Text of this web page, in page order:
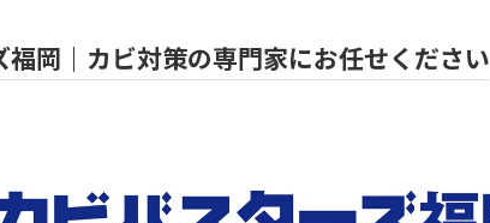
岡｜カビ対策の専門家にお任せください